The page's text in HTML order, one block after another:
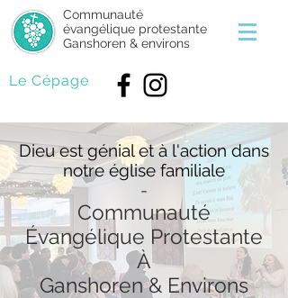
Communauté
évangélique protestante
Ganshoren & environs
Le Cépage
Dieu est génial et à l'action dans
notre église familiale
-
Communauté
Évangélique Protestante
À
Ganshoren & Environs